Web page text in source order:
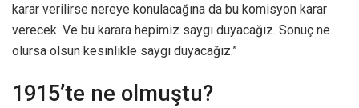
karar verilirse nereye konulacağına da bu komisyon karar
verecek. Ve bu karara hepimiz saygı duyacağız. Sonuç ne
olursa olsun kesinlikle saygı duyacağız.”
1915’te ne olmuştu?